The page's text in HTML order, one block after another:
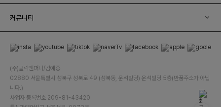
커뮤니티
(주)클릭앤퍼니/김예중
02880 서울특별시 성북구 성북로 49 (성북동, 운석빌딩) 운석빌딩 5층(반품주소가 아닙
니다.)
사업자 등록번호 209-81-43420